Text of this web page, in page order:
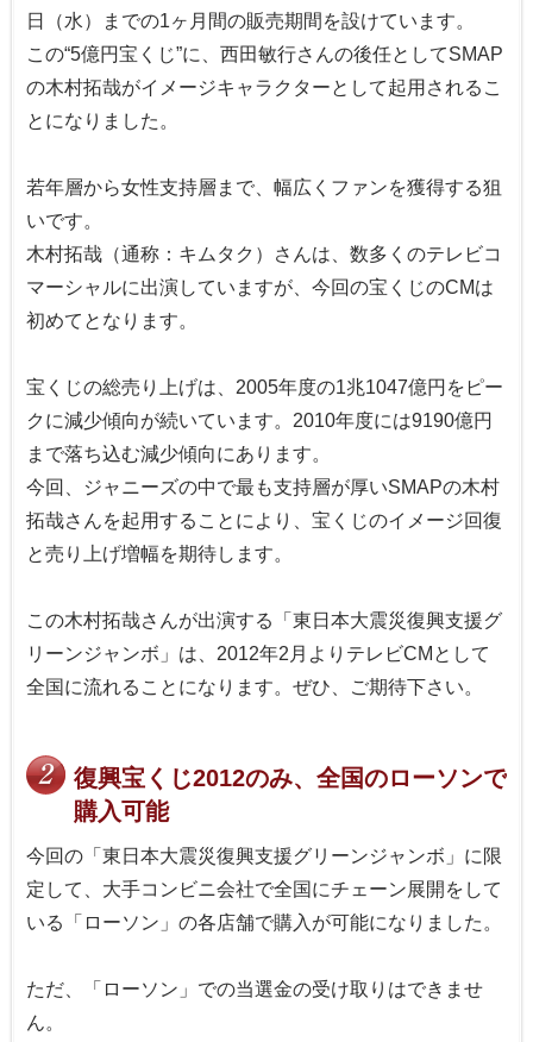
日（水）までの1ヶ月間の販売期間を設けています。
この“5億円宝くじ”に、西田敏行さんの後任としてSMAP
の木村拓哉がイメージキャラクターとして起用されるこ
とになりました。
若年層から女性支持層まで、幅広くファンを獲得する狙
いです。
木村拓哉（通称：キムタク）さんは、数多くのテレビコ
マーシャルに出演していますが、今回の宝くじのCMは
初めてとなります。
宝くじの総売り上げは、2005年度の1兆1047億円をピー
クに減少傾向が続いています。2010年度には9190億円
まで落ち込む減少傾向にあります。
今回、ジャニーズの中で最も支持層が厚いSMAPの木村
拓哉さんを起用することにより、宝くじのイメージ回復
と売り上げ増幅を期待します。
この木村拓哉さんが出演する「東日本大震災復興支援グ
リーンジャンボ」は、2012年2月よりテレビCMとして
全国に流れることになります。ぜひ、ご期待下さい。
復興宝くじ2012のみ、全国のローソンで
購入可能
今回の「東日本大震災復興支援グリーンジャンボ」に限
定して、大手コンビニ会社で全国にチェーン展開をして
いる「ローソン」の各店舗で購入が可能になりました。
ただ、「ローソン」での当選金の受け取りはできませ
ん。